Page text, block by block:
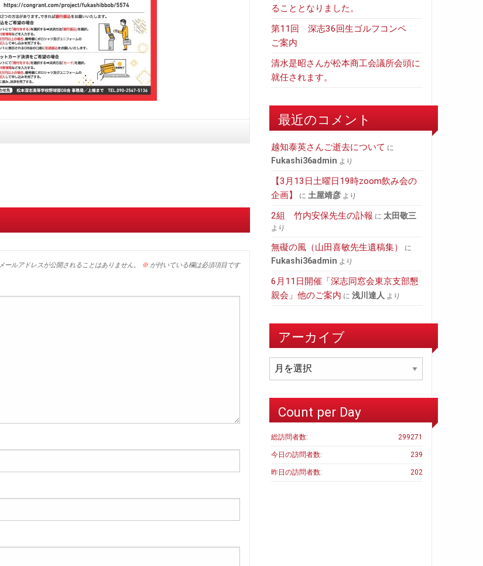
メールアドレスが公開されることはありません。 ※が付いている欄は必須項目です
ることとなりました。
第11回 深志36回生ゴルフコンペ
ご案内
清水是昭さんが松本商工会議所会頭に
就任されます。
最近のコメント
越知泰英さんご逝去について に
fukashi36admin より
【3月13日土曜日19時zoom飲み会の
企画】
に 土屋靖彦 より
2組 竹内安保先生の訃報 に 太田敬三
より
無礙の風（山田喜敏先生遺稿集） に
fukashi36admin より
6月11日開催「深志同窓会東京支部懇
親会」他のご案内 に 浅川達人 より
アーカイブ
ー
ブ
Count per Day
299271
総訪問者数:
239
今日の訪問者数:
202
昨日の訪問者数: